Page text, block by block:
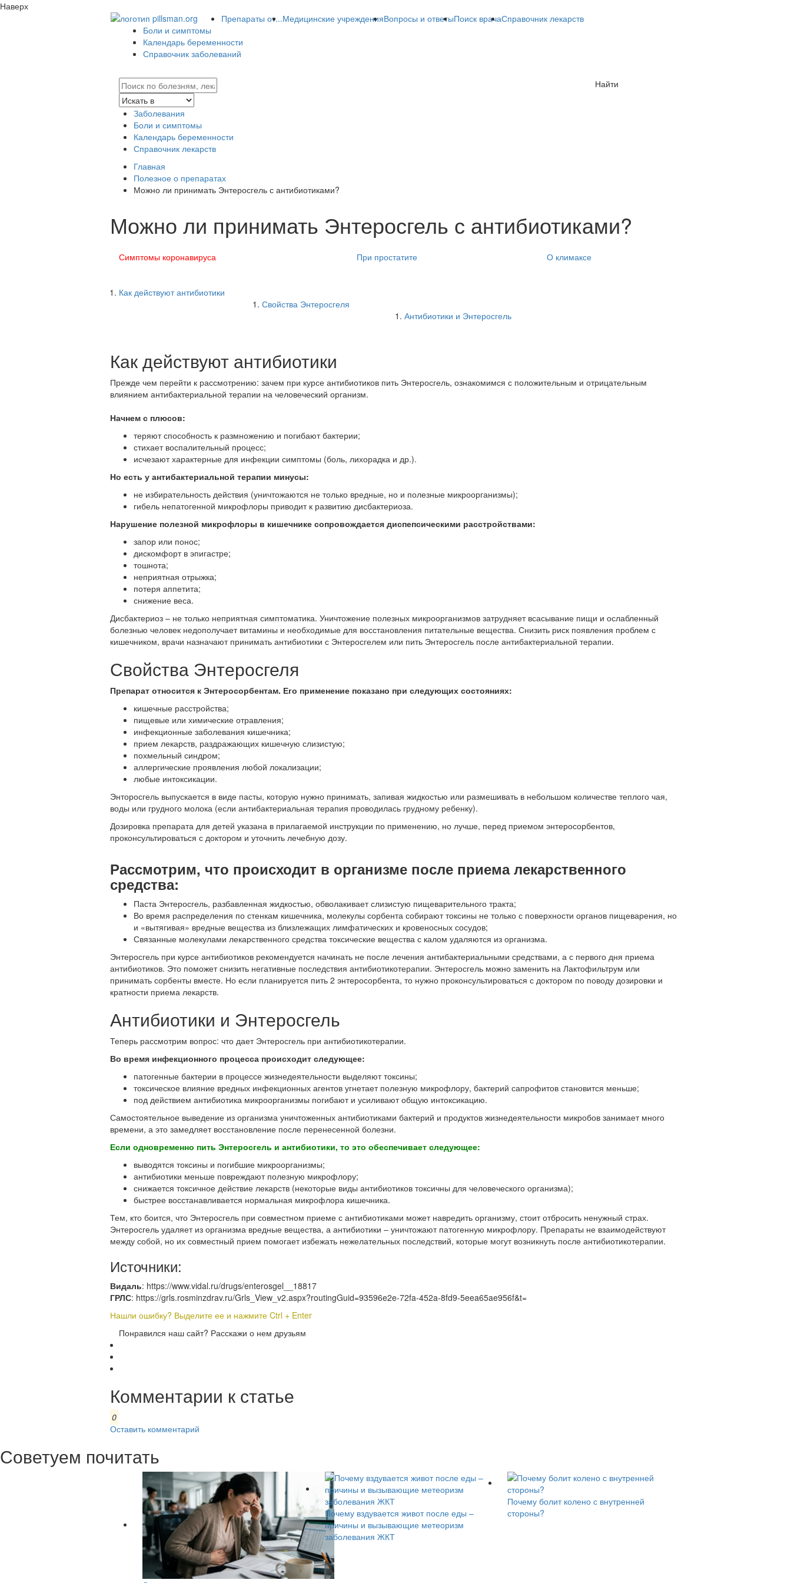
Наверх
Препараты от...Медицинские учрежденияВопросы и ответыПоиск врачаСправочник лекарств
Боли и симптомы
Календарь беременности
Справочник заболеваний
Найти
Заболевания
Боли и симптомы
Календарь беременности
Справочник лекарств
Главная
Полезное о препаратах
Можно ли принимать Энтеросгель с антибиотиками?
Можно ли принимать Энтеросгель с антибиотиками?
Симптомы коронавируса При простатите О климаксе
Как действуют антибиотики
Свойства Энтеросгеля
Антибиотики и Энтеросгель
Как действуют антибиотики
Прежде чем перейти к рассмотрению: зачем при курсе антибиотиков пить Энтеросгель, ознакомимся с положительным и отрицательным
влиянием антибактериальной терапии на человеческий организм.
Начнем с плюсов:
теряют способность к размножению и погибают бактерии;
стихает воспалительный процесс;
исчезают характерные для инфекции симптомы (боль, лихорадка и др.).
Но есть у антибактериальной терапии минусы:
не избирательность действия (уничтожаются не только вредные, но и полезные микроорганизмы);
гибель непатогенной микрофлоры приводит к развитию дисбактериоза.
Нарушение полезной микрофлоры в кишечнике сопровождается диспепсическими расстройствами:
запор или понос;
дискомфорт в эпигастре;
тошнота;
неприятная отрыжка;
потеря аппетита;
снижение веса.
Дисбактериоз – не только неприятная симптоматика. Уничтожение полезных микроорганизмов затрудняет всасывание пищи и ослабленный
болезнью человек недополучает витамины и необходимые для восстановления питательные вещества. Снизить риск появления проблем с
кишечником, врачи назначают принимать антибиотики с Энтеросгелем или пить Энтеросгель после антибактериальной терапии.
Свойства Энтеросгеля
Препарат относится к Энтеросорбентам. Его применение показано при следующих состояниях:
кишечные расстройства;
пищевые или химические отравления;
инфекционные заболевания кишечника;
прием лекарств, раздражающих кишечную слизистую;
похмельный синдром;
аллергические проявления любой локализации;
любые интоксикации.
Энторосгель выпускается в виде пасты, которую нужно принимать, запивая жидкостью или размешивать в небольшом количестве теплого чая,
воды или грудного молока (если антибактериальная терапия проводилась грудному ребенку).
Дозировка препарата для детей указана в прилагаемой инструкции по применению, но лучше, перед приемом энтеросорбентов,
проконсультироваться с доктором и уточнить лечебную дозу.
Рассмотрим, что происходит в организме после приема лекарственного
средства:
Паста Энтеросгель, разбавленная жидкостью, обволакивает слизистую пищеварительного тракта;
Во время распределения по стенкам кишечника, молекулы сорбента собирают токсины не только с поверхности органов пищеварения, но
и «вытягивая» вредные вещества из близлежащих лимфатических и кровеносных сосудов;
Связанные молекулами лекарственного средства токсические вещества с калом удаляются из организма.
Энтеросгель при курсе антибиотиков рекомендуется начинать не после лечения антибактериальными средствами, а с первого дня приема
антибиотиков. Это поможет снизить негативные последствия антибиотикотерапии. Энтеросгель можно заменить на Лактофильтрум или
принимать сорбенты вместе. Но если планируется пить 2 энтеросорбента, то нужно проконсультироваться с доктором по поводу дозировки и
кратности приема лекарств.
Антибиотики и Энтеросгель
Теперь рассмотрим вопрос: что дает Энтеросгель при антибиотикотерапии.
Во время инфекционного процесса происходит следующее:
патогенные бактерии в процессе жизнедеятельности выделяют токсины;
токсическое влияние вредных инфекционных агентов угнетает полезную микрофлору, бактерий сапрофитов становится меньше;
под действием антибиотика микроорганизмы погибают и усиливают общую интоксикацию.
Самостоятельное выведение из организма уничтоженных антибиотиками бактерий и продуктов жизнедеятельности микробов занимает много
времени, а это замедляет восстановление после перенесенной болезни.
Если одновременно пить Энтеросгель и антибиотики, то это обеспечивает следующее:
выводятся токсины и погибшие микроорганизмы;
антибиотики меньше повреждают полезную микрофлору;
снижается токсичное действие лекарств (некоторые виды антибиотиков токсичны для человеческого организма);
быстрее восстанавливается нормальная микрофлора кишечника.
Тем, кто боится, что Энтеросгель при совместном приеме с антибиотиками может навредить организму, стоит отбросить ненужный страх.
Энтеросгель удаляет из организма вредные вещества, а антибиотики – уничтожают патогенную микрофлору. Препараты не взаимодействуют
между собой, но их совместный прием помогает избежать нежелательных последствий, которые могут возникнуть после антибиотикотерапии.
Источники:
Видаль: https://www.vidal.ru/drugs/enterosgel__18817
ГРЛС: https://grls.rosminzdrav.ru/Grls_View_v2.aspx?routingGuid=93596e2e-72fa-452a-8fd9-5eea65ae956f&t=
Нашли ошибку? Выделите ее и нажмите Ctrl + Enter
Понравился наш сайт? Расскажи о нем друзьям
Комментарии к статье
0
Оставить комментарий
Советуем почитать
Почему вздувается живот после еды –
причины и вызывающие метеоризм
заболевания ЖКТ
Почему болит колено с внутренней
стороны?